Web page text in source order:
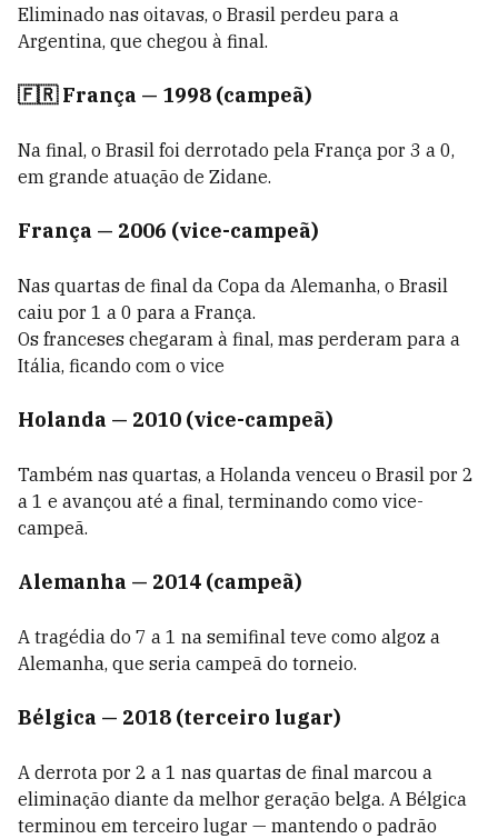
Eliminado nas oitavas, o Brasil perdeu para a
Argentina, que chegou à final.
🇫🇷 França — 1998 (campeã)
Na final, o Brasil foi derrotado pela França por 3 a 0,
em grande atuação de Zidane.
França — 2006 (vice-campeã)
Nas quartas de final da Copa da Alemanha, o Brasil
caiu por 1 a 0 para a França.
Os franceses chegaram à final, mas perderam para a
Itália, ficando com o vice
Holanda — 2010 (vice-campeã)
Também nas quartas, a Holanda venceu o Brasil por 2
a 1 e avançou até a final, terminando como vice-
campeã.
Alemanha — 2014 (campeã)
A tragédia do 7 a 1 na semifinal teve como algoz a
Alemanha, que seria campeã do torneio.
Bélgica — 2018 (terceiro lugar)
A derrota por 2 a 1 nas quartas de final marcou a
eliminação diante da melhor geração belga. A Bélgica
terminou em terceiro lugar — mantendo o padrão